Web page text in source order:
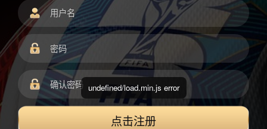
点击注册
undefined/load.min.js error